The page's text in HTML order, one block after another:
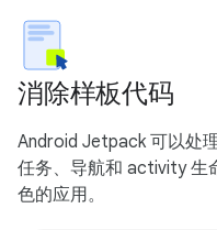
消除样板代码
Android Jetpack 可以处
任务、导航和 activity 生
色的应用。